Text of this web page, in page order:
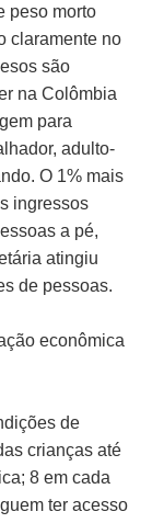
peso morto
claramente no
são
na Colômbia
para
adulto-
O 1% mais
ingressos
a pé,
atingiu
de pessoas.
econômica
de
crianças até
8 em cada
ter acesso